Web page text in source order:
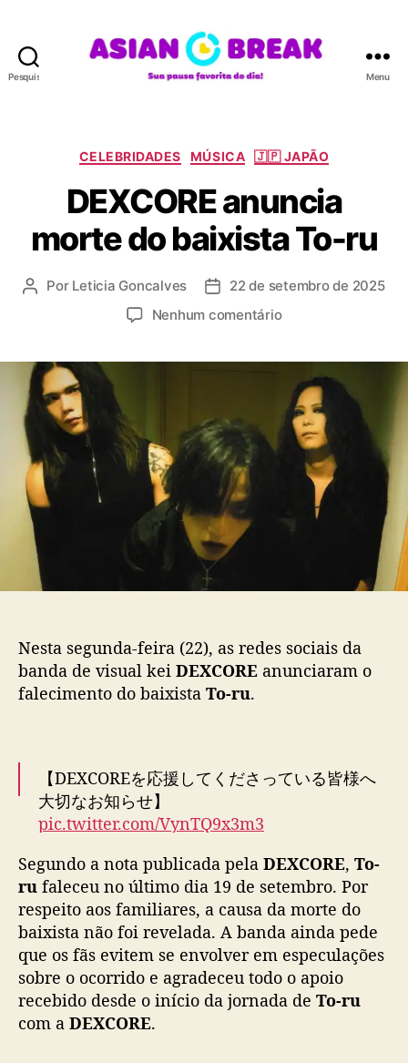
Pesquisar
A
B
R
E
A
Menu
C
t
e
g
o
i
a
CELEBRIDADES MÚSICA 🇯🇵 JAPÃO
DEXCORE anuncia
morte do baixista To-ru
A
r
d
o
s
t
Por Leticia Goncalves
D
d
u
b
ç
ã
o
22 de setembro de 2025
Nenhum comentárioe
C
i
o
r
b
i
s
t
a
T
o
-
r
Nesta segunda-feira (22), as redes sociais da
banda de visual kei DEXCORE anunciaram o
falecimento do baixista To-ru.
【DEXCOREを応援してくださっている皆様へ
大切なお知らせ】
pic.twitter.com/VynTQ9x3m3
— DEXCORE (@dexcore_info)September 22,
2025
Segundo a nota publicada pela DEXCORE, To-
ru faleceu no último dia 19 de setembro. Por
respeito aos familiares, a causa da morte do
baixista não foi revelada. A banda ainda pede
que os fãs evitem se envolver em especulações
sobre o ocorrido e agradeceu todo o apoio
recebido desde o início da jornada de To-ru
com a DEXCORE.